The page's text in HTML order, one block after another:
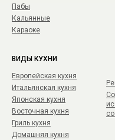
Пабы
Кальянные
Караоке
ВИДЫ КУХНИ
Европейская кухня
Итальянская кухня
Японская кухня
Восточная кухня
Гриль кухня
Домашняя кухня